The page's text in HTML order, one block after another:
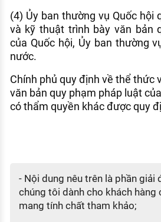
(4) Ủy ban thường vụ Quốc hội
và kỹ thuật trình bày văn bản
của Quốc hội, Ủy ban thường
nước.
Chính phủ quy định về thể thức
văn bản quy phạm pháp luật
có thẩm quyền khác được quy
- Nội dung nêu trên là phần giải
chúng tôi dành cho khách hàng
mang tính chất tham khảo;